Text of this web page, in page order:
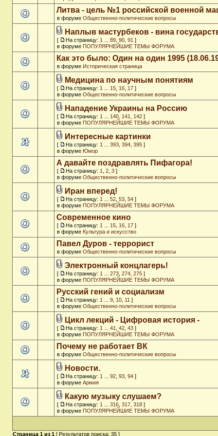
Литва - цель №1 российской военной
в форуме Общественно-политические вопросы
Наплыв мастурбеков - вина
[ На страницу: 1 89 90 91 ]
в форуме ПОПУЛЯРНЕЙШИЕ ТЕМЫ ФОРУМА
Как это было: Один на один 1995
в форуме Историческая страница
Медицина по научным понятиям
[ На страницу: 1 15 16 17 ]
в форуме Общественно-политические вопросы
Нападение Украины на Россию
[ На страницу: 1 140 141 142 ]
в форуме ПОПУЛЯРНЕЙШИЕ ТЕМЫ ФОРУМА
Интересные картинки
[ На страницу: 1 393 394 395 ]
в форуме Юмор
А давайте поздравлять Пифагора!
[ На страницу: 1 2 3 ]
в форуме Общественно-политические вопросы
Иран вперед!
[ На страницу: 1 52 53 54 ]
в форуме ПОПУЛЯРНЕЙШИЕ ТЕМЫ ФОРУМА
Современное кино
[ На страницу: 1 15 16 17 ]
в форуме Культура и искусство
Павел Дуров - террорист
в форуме Общественно-политические вопросы
Электронный концлагерь!
[ На страницу: 1 273 274 275 ]
в форуме ПОПУЛЯРНЕЙШИЕ ТЕМЫ ФОРУМА
Русский гений и социализм
[ На страницу: 1 9 10 11 ]
в форуме Общественно-политические вопросы
Цикл лекций - Цифровая история -
[ На страницу: 1 41 42 43 ]
в форуме ПОПУЛЯРНЕЙШИЕ ТЕМЫ ФОРУМА
Почему не работает ВК
в форуме Общественно-политические вопросы
Новости.
[ На страницу: 1 92 93 94 ]
в форуме Армия
Какую музыку слушаем?
[ На страницу: 1 316 317 318 ]
в форуме ПОПУЛЯРНЕЙШИЕ ТЕМЫ ФОРУМА
Страница 1 из 1 [ Результатов поиска: 35 ]